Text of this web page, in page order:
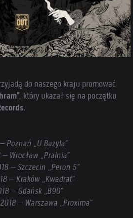
do naszego kraju promować
, który ukazał się na początku
.
Poznań „U Bazyla”
Wrocław „Pralnia”
– Szczecin „Peron 5”
– Kraków „Kwadrat”
– Gdańsk „B90”
– Warszawa „Proxima”